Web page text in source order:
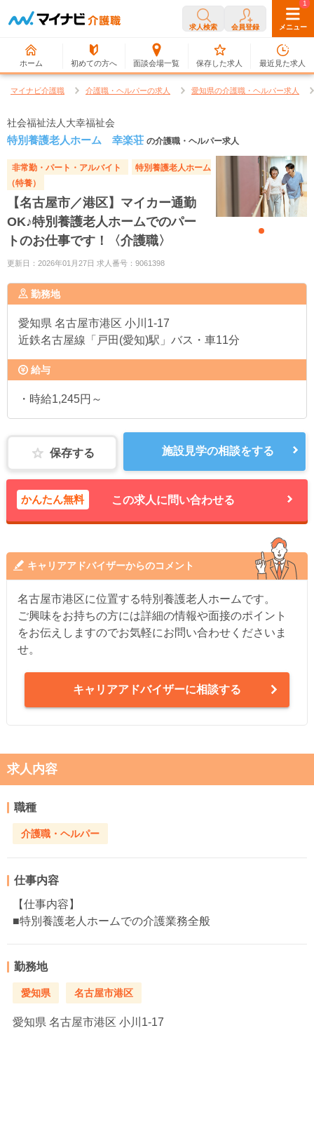
求人検索 会員登録 メニュー
ホーム 初めての方へ 面談会場一覧
0
保存した求人
1
最近見た求人
マイナビ介護職 介護職・ヘルパーの求人 愛知県の介護職・ヘルパー求人
社会福祉法人大幸福祉会
特別養護老人ホーム 幸楽荘 の介護職・ヘルパー求人
非常勤・パート・アルバイト
特別養護老人ホーム
（特養）
【名古屋市／港区】マイカー通勤
OK♪特別養護老人ホームでのパー
トのお仕事です！〈介護職〉
更新日：2026年01月27日 求人番号：9061398
勤務地
愛知県 名古屋市港区 小川1-17
近鉄名古屋線「戸田(愛知)駅」バス・車11分
給与
・時給1,245円～
保存する 施設見学の相談をする
かんたん無料 この求人に問い合わせる
キャリアアドバイザーからのコメント
名古屋市港区に位置する特別養護老人ホームです。
ご興味をお持ちの方には詳細の情報や面接のポイント
をお伝えしますのでお気軽にお問い合わせくださいま
せ。
キャリアアドバイザーに相談する
求人内容
職種
介護職・ヘルパー
仕事内容
【仕事内容】
■特別養護老人ホームでの介護業務全般
勤務地
愛知県 名古屋市港区
愛知県 名古屋市港区 小川1-17